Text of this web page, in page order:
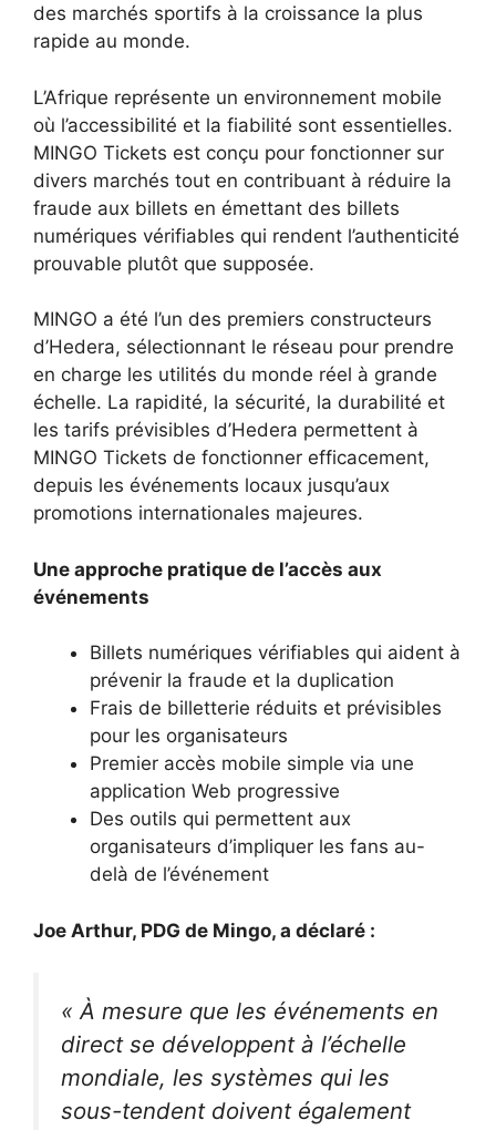
des marchés sportifs à la croissance la plus
rapide au monde.
L’Afrique représente un environnement mobile
où l’accessibilité et la fiabilité sont essentielles.
MINGO Tickets est conçu pour fonctionner sur
divers marchés tout en contribuant à réduire la
fraude aux billets en émettant des billets
numériques vérifiables qui rendent l’authenticité
prouvable plutôt que supposée.
MINGO a été l’un des premiers constructeurs
d’Hedera, sélectionnant le réseau pour prendre
en charge les utilités du monde réel à grande
échelle. La rapidité, la sécurité, la durabilité et
les tarifs prévisibles d’Hedera permettent à
MINGO Tickets de fonctionner efficacement,
depuis les événements locaux jusqu’aux
promotions internationales majeures.
Une approche pratique de l’accès aux
événements
Billets numériques vérifiables qui aident à
prévenir la fraude et la duplication
Frais de billetterie réduits et prévisibles
pour les organisateurs
Premier accès mobile simple via une
application Web progressive
Des outils qui permettent aux
organisateurs d’impliquer les fans au-
delà de l’événement
Joe Arthur, PDG de Mingo, a déclaré :
« À mesure que les événements en
direct se développent à l’échelle
mondiale, les systèmes qui les
sous-tendent doivent également